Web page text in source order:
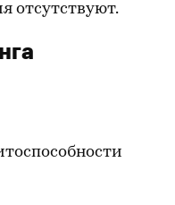
отсутствуют.